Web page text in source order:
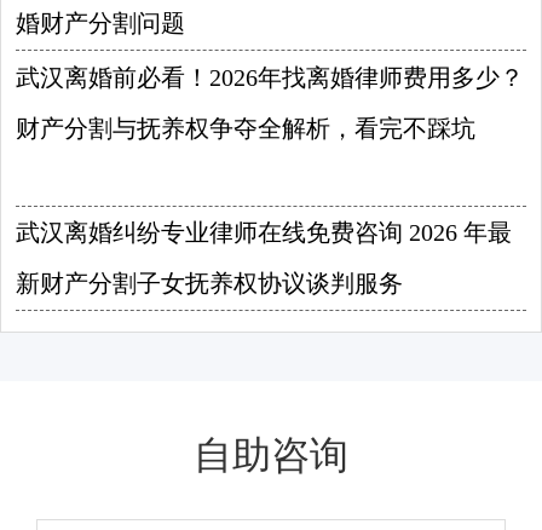
婚财产分割问题
武汉离婚前必看！2026年找离婚律师费用多少？
财产分割与抚养权争夺全解析，看完不踩坑
武汉离婚纠纷专业律师在线免费咨询 2026 年最
新财产分割子女抚养权协议谈判服务
自助咨询